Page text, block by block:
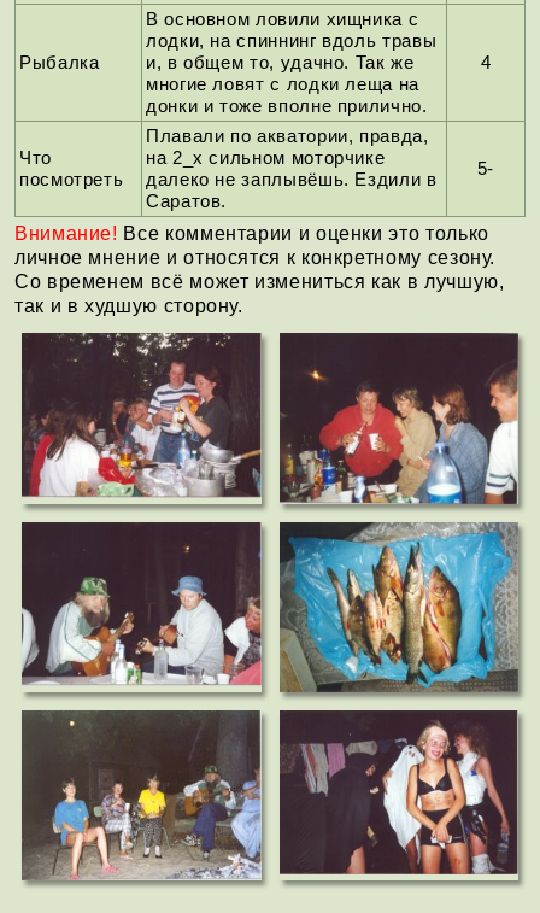
Рыбалка
В основном ловили хищника с
лодки, на спиннинг вдоль травы
и, в общем то, удачно. Так же
многие ловят с лодки леща на
донки и тоже вполне прилично.
4
Что
посмотреть
Плавали по акватории, правда,
на 2_х сильном моторчике
далеко не заплывёшь. Ездили в
Саратов.
5-
Внимание! Все комментарии и оценки это только
личное мнение и относятся к конкретному сезону.
Со временем всё может измениться как в лучшую,
так и в худшую сторону.